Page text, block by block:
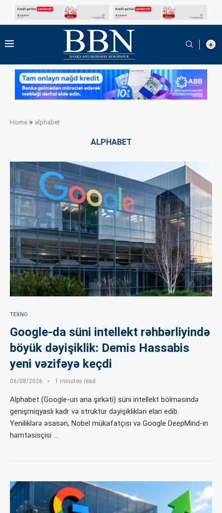
Home » alphabet
ALPHABET
TEXNO
Google-da süni intellekt rəhbərliyində
böyük dəyişiklik: Demis Hassabis
yeni vəzifəyə keçdi
06/08/2026 1 minutes read
Alphabet (Google-un ana şirkəti) süni intellekt bölməsində
genişmiqyaslı kadr və struktur dəyişiklikləri elan edib.
Yeniliklərə əsasən, Nobel mükafatçısı və Google DeepMind-ın
həmtəsisçisi …